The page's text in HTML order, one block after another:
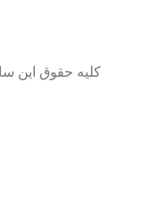
کلیه حقوق این